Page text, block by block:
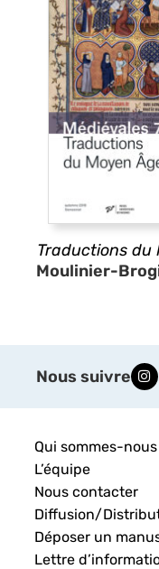
Traductions du
Moulinier-
Nous suivre
Qui sommes-nous
L’équipe
Nous contacter
Diffusion/
Déposer un
Lettre